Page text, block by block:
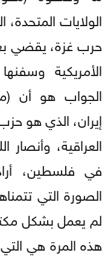
الولايات
حرب غزة، يقضي
الأمريكية
الجواب هو أن
إيران، الذي هو
العراقية،
في فلسطين،
الصورة التي
لم يعمل بشكل
هذه المرة هي